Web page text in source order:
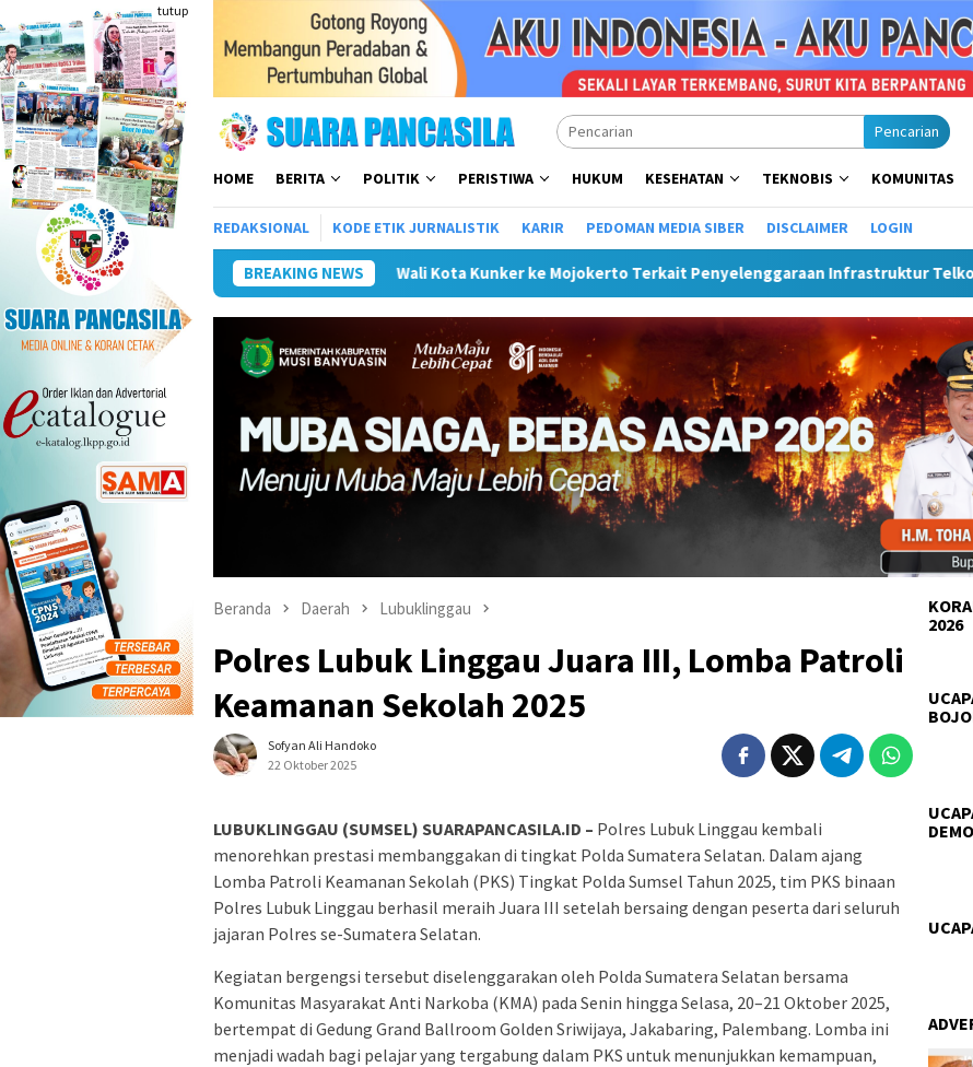
ke
konten
tutup
Pencarian
HOME BERITA POLITIK PERISTIWA HUKUM KESEHATAN TEKNOBIS KOMUNITAS
REDAKSIONAL KODE ETIK JURNALISTIK KARIR PEDOMAN MEDIA SIBER DISCLAIMER LOGIN
BREAKING NEWS
Wali Kota Kunker ke Mojokerto Terkait Penyelenggaraan Infrastruktur Telkom Rumija Plt
Beranda Daerah Lubuklinggau
Polres Lubuk Linggau Juara III, Lomba Patroli
Keamanan Sekolah 2025
Sofyan Ali Handoko
22 Oktober 2025
LUBUKLINGGAU (SUMSEL) SUARAPANCASILA.ID – Polres Lubuk Linggau kembali
menorehkan prestasi membanggakan di tingkat Polda Sumatera Selatan. Dalam ajang
Lomba Patroli Keamanan Sekolah (PKS) Tingkat Polda Sumsel Tahun 2025, tim PKS binaan
Polres Lubuk Linggau berhasil meraih Juara III setelah bersaing dengan peserta dari seluruh
jajaran Polres se-Sumatera Selatan.
Kegiatan bergengsi tersebut diselenggarakan oleh Polda Sumatera Selatan bersama
Komunitas Masyarakat Anti Narkoba (KMA) pada Senin hingga Selasa, 20–21 Oktober 2025,
bertempat di Gedung Grand Ballroom Golden Sriwijaya, Jakabaring, Palembang. Lomba ini
menjadi wadah bagi pelajar yang tergabung dalam PKS untuk menunjukkan kemampuan,
2026